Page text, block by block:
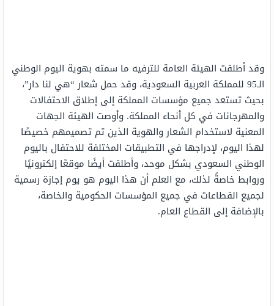
وقد أطلقت الهيئة العامة للترفيه ما سمته بهوية اليوم الوطني
الـ95 للمملكة العربية السعودية، وقد حمل شعار “هي لنا دار”،
بحيث تستعد جميع مؤسسات المملكة إلى إطلاق الاحتفالات
والمهرجانات في كل أنحاء المملكة. وأوصت الهيئة الجهات
المعنية لاستخدام الشعار والهوية الذين تم تصميمهم خصيصًا
لهذا اليوم، لإدراجها في التطبيقات المختلفة للاحتفال باليوم
الوطني السعودي بشكل موحد، وأطلقت أيضًا موقعًا إلكترونيًا
وروابط خاصةً لذلك، مع العلم أن هذا اليوم هو يوم إجازة رسمية
لجميع القطاعات في جميع المؤسسات الحكومية والخاصة،
بالإضافة إلى القطاع العام.